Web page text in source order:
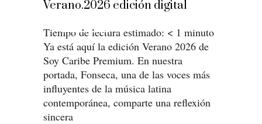
Tiempo de lectura estimado: < 1 minuto
Ya está aquí la edición Verano 2026 de
Soy Caribe Premium. En nuestra
portada, Fonseca, una de las voces más
influyentes de la música latina
contemporánea, comparte una reflexión
sincera